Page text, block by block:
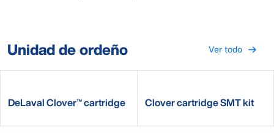
Unidad de ordeño Ver todo
DeLaval Clover™ cartridge Clover cartridge SMT kit